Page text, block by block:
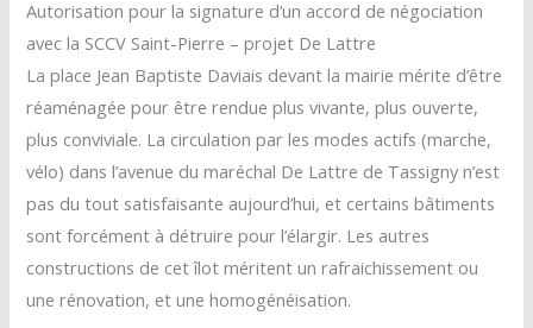
Autorisation pour la signature d’un accord de négociation
avec la SCCV Saint-Pierre – projet De Lattre
La place Jean Baptiste Daviais devant la mairie mérite d’être
réaménagée pour être rendue plus vivante, plus ouverte,
plus conviviale. La circulation par les modes actifs (marche,
vélo) dans l’avenue du maréchal De Lattre de Tassigny n’est
pas du tout satisfaisante aujourd’hui, et certains bâtiments
sont forcément à détruire pour l’élargir. Les autres
constructions de cet îlot méritent un rafraichissement ou
une rénovation, et une homogénéisation.